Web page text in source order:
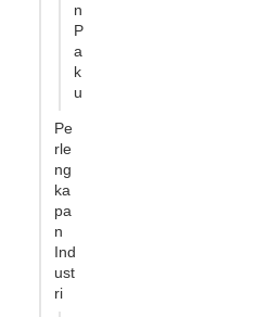
n
P
a
k
u
Pe
rle
ng
ka
pa
n
Ind
ust
ri